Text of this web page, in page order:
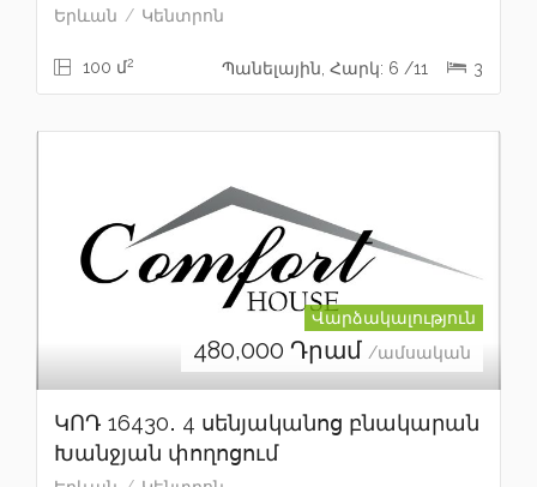
Երևան Կենտրոն
100 մ2 Պանելային, Հարկ: 6 /11 3
Վարձակալություն
480,000 Դրամ /ամսական
ԿՈԴ 16430․ 4 սենյականոց բնակարան
Խանջյան փողոցում